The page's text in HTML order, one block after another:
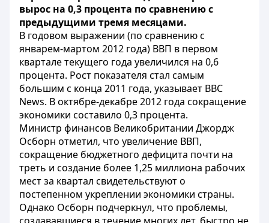
вырос на 0,3 процента по сравнению с
предыдущими тремя месяцами.
В годовом выражении (по сравнению с
январем-мартом 2012 года) ВВП в первом
квартале текущего года увеличился на 0,6
процента. Рост показателя стал самым
большим с конца 2011 года, указывает BBC
News. В октябре-декабре 2012 года сокращение
экономики составило 0,3 процента.
Министр финансов Великобритании Джордж
Осборн отметил, что увеличение ВВП,
сокращение бюджетного дефицита почти на
треть и создание более 1,25 миллиона рабочих
мест за квартал свидетельствуют о
постепенном укреплении экономики страны.
Однако Осборн подчеркнул, что проблемы,